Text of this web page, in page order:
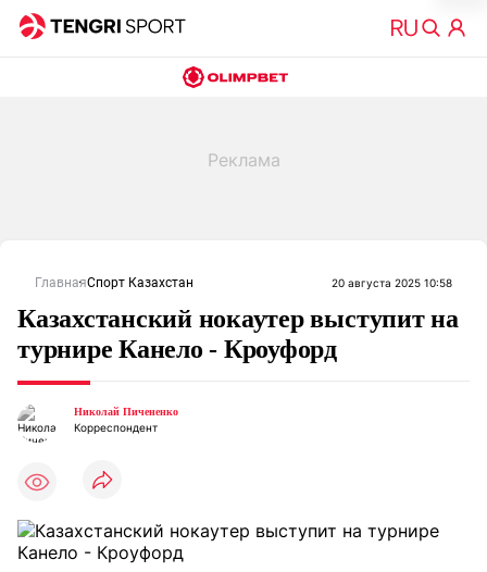
ГлавнаяСпорт Казахстан 20 августа 2025 10:58
Казахстанский нокаутер выступит на
турнире Канело - Кроуфорд
Николай Пичененко
Корреспондент